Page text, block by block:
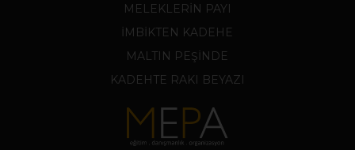
MELEKLERİN PAYI
İMBİKTEN KADEHE
MALTIN PEŞİNDE
KADEHTE RAKI BEYAZI